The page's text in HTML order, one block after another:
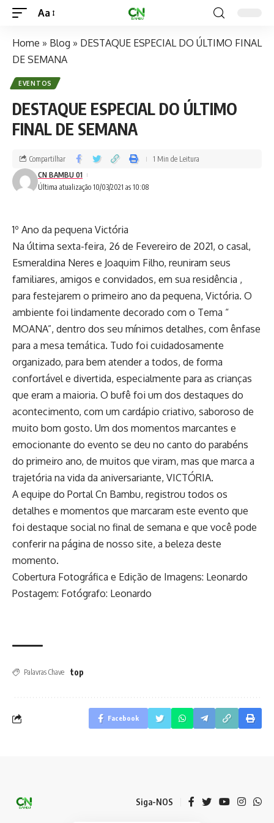
Aa
Home » Blog » DESTAQUE ESPECIAL DO ÚLTIMO FINAL
DE SEMANA
EVENTOS
DESTAQUE ESPECIAL DO ÚLTIMO
FINAL DE SEMANA
Última atualização 10/03/2021 as 10:08
CN BAMBU 01
Compartilhar 1 Min de Leitura
1º Ano da pequena Victória
Na última sexta-feira, 26 de Fevereiro de 2021, o casal,
Esmeraldina Neres e Joaquim Filho, reuniram seus
familiares, amigos e convidados, em sua residência ,
para festejarem o primeiro ano da pequena, Victória. O
ambiente foi lindamente decorado com o Tema “
MOANA”, dentro dos seu mínimos detalhes, com ênfase
para a mesa temática. Tudo foi cuidadosamente
organizado, para bem atender a todos, de forma
confortável e divertida, especialmente para as crianças
que eram a maioria. O bufê foi um dos destaques do
acontecimento, com um cardápio criativo, saboroso de
muito bom gosto. Um dos momentos marcantes e
emocionante do evento se deu no canto do parabéns
do primeiro ano, de muitos que viram, mas que marca a
trajetória na vida da aniversariante, VICTÓRIA.
A equipe do Portal Cn Bambu, registrou todos os
detalhes e momentos que marcaram este evento que
foi destaque social no final de semana e que você pode
conferir na página de nosso site, a beleza deste
momento.
Cobertura Fotográfica e Edição de Imagens: Leonardo
Postagem: Fotógrafo: Leonardo
Palavras Chave top
Facebook
Siga-NOS